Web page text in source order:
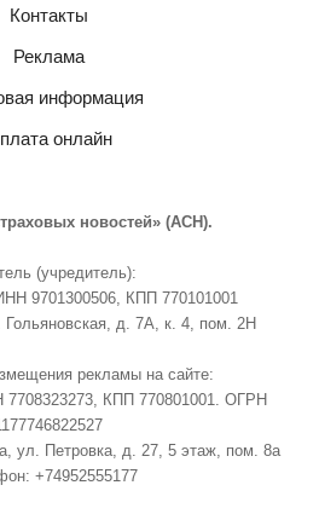
Контакты
Реклама
информация
онлайн
новостей» (АСН).
(учредитель):
9701300506, КПП 770101001
Гольяновская, д. 7А, к. 4, пом. 2Н
рекламы на сайте:
КПП 770801001. ОГРН
ул. Петровка, д. 27, 5 этаж, пом. 8а
+74952555177